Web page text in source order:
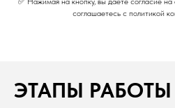
соглашаетесь c политикой
ЭТАПЫ РАБОТЫ